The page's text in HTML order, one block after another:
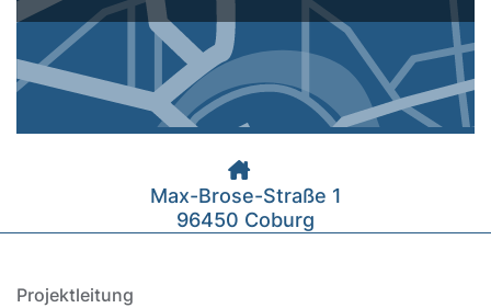
Max-Brose-Straße 1
96450 Coburg
Projektleitung